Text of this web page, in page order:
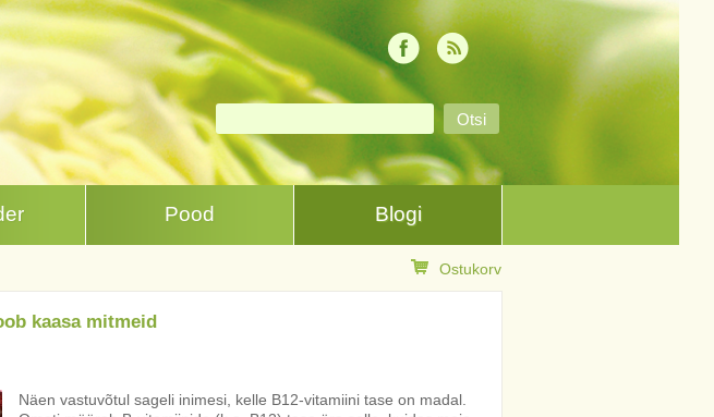
Pood Blogi
Ostukorv
kaasa mitmeid
Näen vastuvõtul sageli inimesi, kelle B12-vitamiini tase on madal.